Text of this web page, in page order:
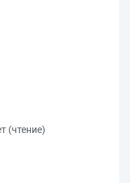
(чтение)